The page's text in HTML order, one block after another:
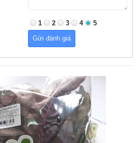
1 2 3 4 5